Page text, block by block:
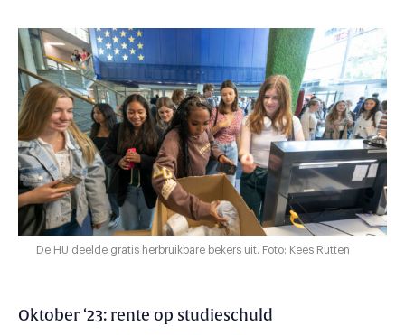
De HU deelde gratis herbruikbare bekers uit. Foto: Kees Rutten
Oktober ‘23: rente op studieschuld